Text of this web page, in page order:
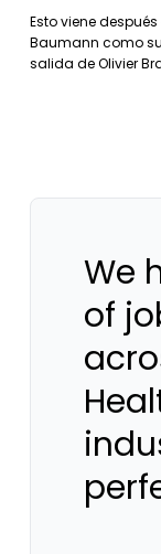
Esto viene
Baumann como
salida de Olivier
We
of